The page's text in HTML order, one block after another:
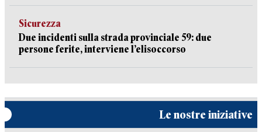
Sicurezza
Due incidenti sulla strada provinciale 59: due
persone ferite, interviene l’elisoccorso
Le nostre iniziative